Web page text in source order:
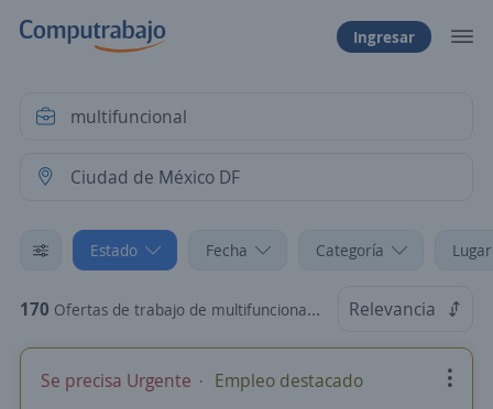
Ingresar
Estado Fecha Categoría
170 Ofertas de trabajo de multifuncional en Ciudad de México DF Relevancia
Se precisa Urgente Empleo destacado